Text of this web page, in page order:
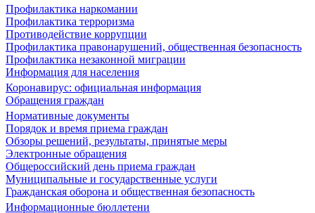
Профилактика наркомании
Профилактика терроризма
Противодействие коррупции
Профилактика правонарушений, общественная безопасность
Профилактика незаконной миграции
Информация для населения
Коронавирус: официальная информация
Обращения граждан
Нормативные документы
Порядок и время приема граждан
Обзоры решений, результаты, принятые меры
Электронные обращения
Общероссийский день приема граждан
Муниципальные и государственные услуги
Гражданская оборона и общественная безопасность
Информационные бюллетени